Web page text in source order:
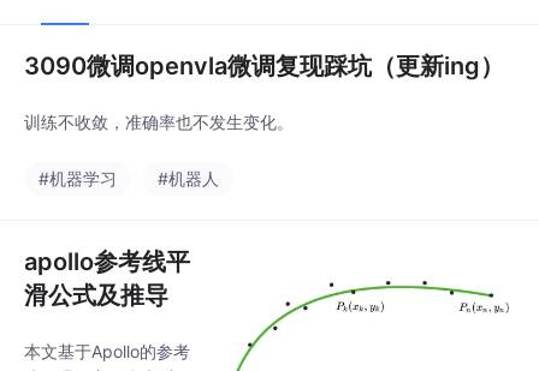
3090微调openvla微调复现踩坑（更新ing）
训练不收敛，准确率也不发生变化。
#机器学习 #机器人
apollo参考线平
滑公式及推导
本文基于Apollo的参考